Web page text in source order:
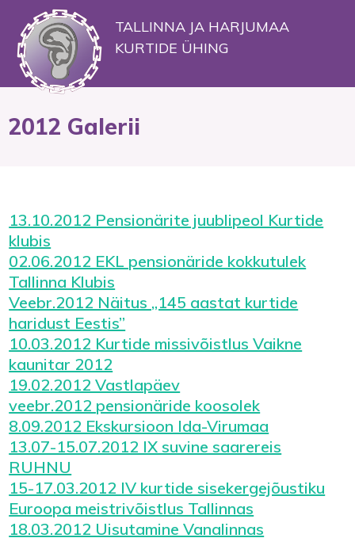
TALLINNA JA HARJUMAA
KURTIDE ÜHING
2012 Galerii
13.10.2012 Pensionärite juublipeol Kurtide
klubis
02.06.2012 EKL pensionäride kokkutulek
Tallinna Klubis
Veebr.2012 Näitus „145 aastat kurtide
haridust Eestis”
10.03.2012 Kurtide missivõistlus Vaikne
kaunitar 2012
19.02.2012 Vastlapäev
veebr.2012 pensionäride koosolek
8.09.2012 Ekskursioon Ida-Virumaa
13.07-15.07.2012 IX suvine saarereis
RUHNU
15-17.03.2012 IV kurtide sisekergejõustiku
Euroopa meistrivõistlus Tallinnas
18.03.2012 Uisutamine Vanalinnas